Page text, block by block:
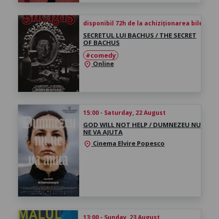
disponibil 72h de la achiziționarea biletului
SECRETUL LUI BACHUS / THE SECRET
OF BACHUS
#comedy
location_on Online
15:00 - Saturday, 22 August
GOD WILL NOT HELP / DUMNEZEU NU
NE VA AJUTA
location_on Cinema Elvire Popesco
13:00 - Sunday, 23 August